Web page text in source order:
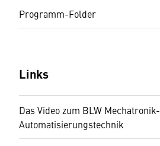
Programm-Folder
Links
Das Video zum BLW Mechatronik-
Automatisierungstechnik